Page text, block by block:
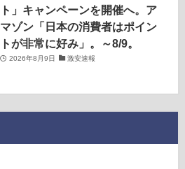
ト」キャンペーンを開催へ。ア
マゾン「日本の消費者はポイン
トが非常に好み」。～8/9。
2026年8月9日 激安速報